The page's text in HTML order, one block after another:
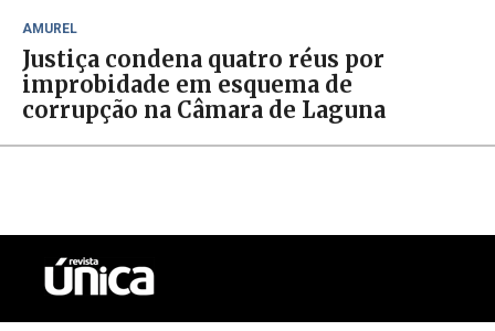
AMUREL
Justiça condena quatro réus por
improbidade em esquema de
corrupção na Câmara de Laguna